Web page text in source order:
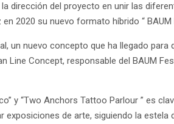
dirección del proyecto en unir las
2020 su nuevo formato híbrido “ BAUM
un nuevo concepto que ha llegado
Line Concept, responsable del ​BAUM
y “Two Anchors Tattoo Parlour ” es
de arte, siguiendo la estela